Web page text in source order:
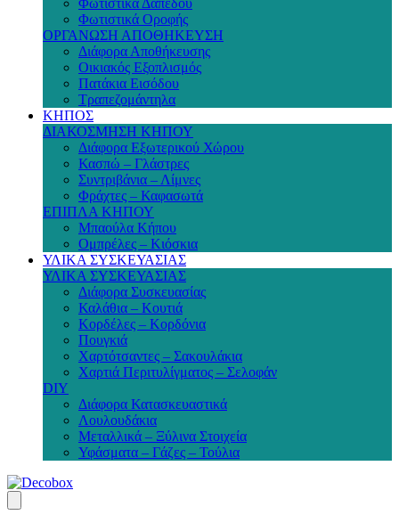
Φωτιστικά Δαπέδου
Φωτιστικά Οροφής
ΟΡΓΑΝΩΣΗ ΑΠΟΘΗΚΕΥΣΗ
Διάφορα Αποθήκευσης
Οικιακός Εξοπλισμός
Πατάκια Εισόδου
Τραπεζομάντηλα
ΚΗΠΟΣ
ΔΙΑΚΟΣΜΗΣΗ ΚΗΠΟΥ
Διάφορα Εξωτερικού Χώρου
Κασπώ – Γλάστρες
Συντριβάνια – Λίμνες
Φράχτες – Καφασωτά
ΕΠΙΠΛΑ ΚΗΠΟΥ
Μπαούλα Κήπου
Ομπρέλες – Κιόσκια
ΥΛΙΚΑ ΣΥΣΚΕΥΑΣΙΑΣ
ΥΛΙΚΑ ΣΥΣΚΕΥΑΣΙΑΣ
Διάφορα Συσκευασίας
Καλάθια – Κουτιά
Κορδέλες – Κορδόνια
Πουγκιά
Χαρτότσαντες – Σακουλάκια
Χαρτιά Περιτυλίγματος – Σελοφάν
DIY
Διάφορα Κατασκευαστικά
Λουλουδάκια
Μεταλλικά – Ξύλινα Στοιχεία
Υφάσματα – Γάζες – Τούλια